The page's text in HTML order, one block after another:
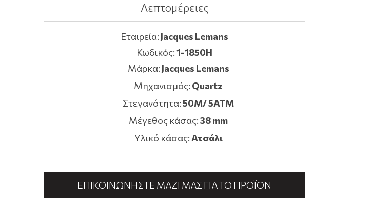
Λεπτομέρειες
Εταιρεία: Jacques Lemans
Κωδικός:1-1850H
Μάρκα: Jacques Lemans
Μηχανισμός: Quartz
Στεγανότητα:50M/ 5ATM
Μέγεθος κάσας:38 mm
Υλικό κάσας:Ατσάλι
ΕΠΙΚΟΙΝΩΝΉΣΤΕ ΜΑΖΊ ΜΑΣ ΓΙΑ ΤΟ ΠΡΟΪΌΝ